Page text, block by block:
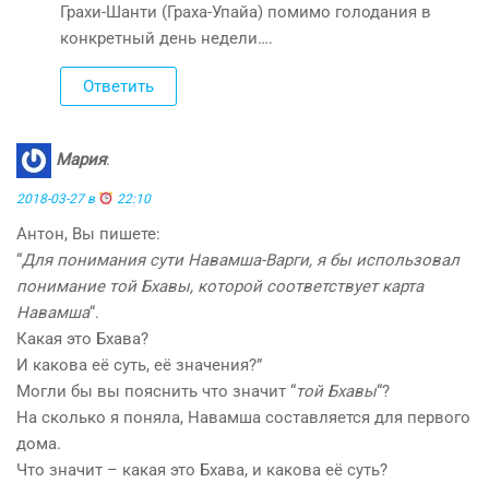
Грахи-Шанти (Граха-Упайа) помимо голодания в
конкретный день недели….
Ответить
Мария:
2018-03-27 в 22:10
Антон, Вы пишете:
“Для понимания сути Навамша-Варги, я бы использовал
понимание той Бхавы, которой соответствует карта
Навамша“.
Какая это Бхава?
И какова её суть, её значения?”
Могли бы вы пояснить что значит “той Бхавы“?
На сколько я поняла, Навамша составляется для первого
дома.
Что значит – какая это Бхава, и какова её суть?